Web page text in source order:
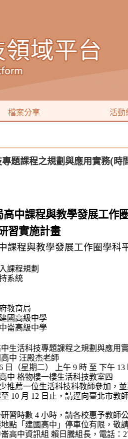
檔案分享 活動
題課程之規劃與應用實務(
高中課程與教學發展工作
習實施計畫
課程與教學發展工作圈學科
課程規劃
系統
教育局
國高級中學
崙高級中學
生活科技專題課程之規劃與應用
中 汪殿杰老師
日（星期二） 上午 9 時 至 下午 13
中 格物樓一樓生活科技教室四
推薦一位生活科技科教師參加，並
10 月 12 日止，請逕向臺北市教
習時數 4 小時，請各校惠予教師
點「建國高中」停車位有限，敬
高中資訊組 賴日騰組長，電話：